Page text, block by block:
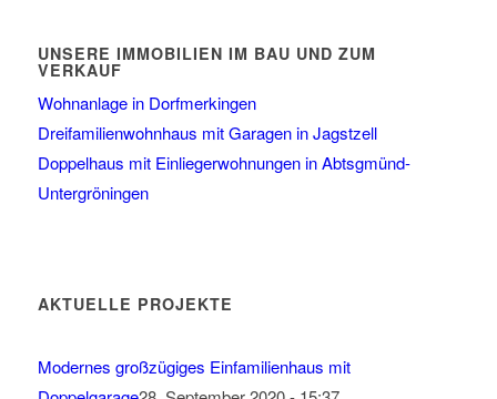
UNSERE IMMOBILIEN IM BAU UND ZUM
VERKAUF
Wohnanlage in Dorfmerkingen
Dreifamilienwohnhaus mit Garagen in Jagstzell
Doppelhaus mit Einliegerwohnungen in Abtsgmünd-
Untergröningen
AKTUELLE PROJEKTE
Modernes großzügiges Einfamilienhaus mit